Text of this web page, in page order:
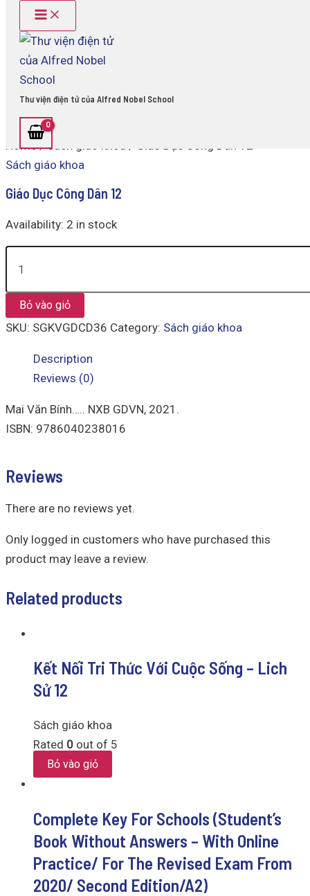
content
Main
Menu
Thư viện điện tử của Alfred Nobel School
Home/Sách giáo khoa / Giáo Dục Công Dân 12
Sách giáo khoa
Giáo Dục Công Dân 12
Availability: 2 in stock
Công
quantity
Bỏ vào giỏ
SKU: SGKVGDCD36 Category: Sách giáo khoa
Description
Reviews (0)
Mai Văn Bính….. NXB GDVN, 2021.
ISBN: 9786040238016
Reviews
There are no reviews yet.
Only logged in customers who have purchased this
product may leave a review.
Related products
Kết Nối Tri Thức Với Cuộc Sống – Lich
Sử 12
Sách giáo khoa
Rated 0 out of 5
Bỏ vào giỏ
Complete Key For Schools (Student’s
Book Without Answers – With Online
Practice/ For The Revised Exam From
2020/ Second Edition/A2)